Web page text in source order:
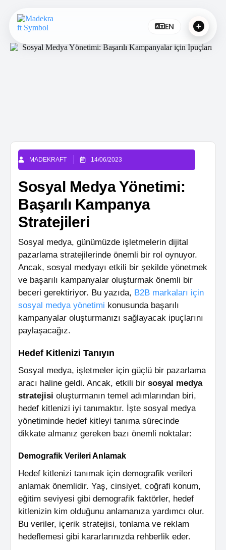
EN
MADEKRAFT 14/06/2023
Sosyal Medya Yönetimi:
Başarılı Kampanya
Stratejileri
Sosyal medya, günümüzde işletmelerin dijital
pazarlama stratejilerinde önemli bir rol oynuyor.
Ancak, sosyal medyayı etkili bir şekilde yönetmek
ve başarılı kampanyalar oluşturmak önemli bir
beceri gerektiriyor. Bu yazıda, B2B markaları için
sosyal medya yönetimi konusunda başarılı
kampanyalar oluşturmanızı sağlayacak ipuçlarını
paylaşacağız.
Hedef Kitlenizi Tanıyın
Sosyal medya, işletmeler için güçlü bir pazarlama
aracı haline geldi. Ancak, etkili bir sosyal medya
stratejisi oluşturmanın temel adımlarından biri,
hedef kitlenizi iyi tanımaktır. İşte sosyal medya
yönetiminde hedef kitleyi tanıma sürecinde
dikkate almanız gereken bazı önemli noktalar:
Demografik Verileri Anlamak
Hedef kitlenizi tanımak için demografik verileri
anlamak önemlidir. Yaş, cinsiyet, coğrafi konum,
eğitim seviyesi gibi demografik faktörler, hedef
kitlenizin kim olduğunu anlamanıza yardımcı olur.
Bu veriler, içerik stratejisi, tonlama ve reklam
hedeflemesi gibi kararlarınızda rehberlik eder.